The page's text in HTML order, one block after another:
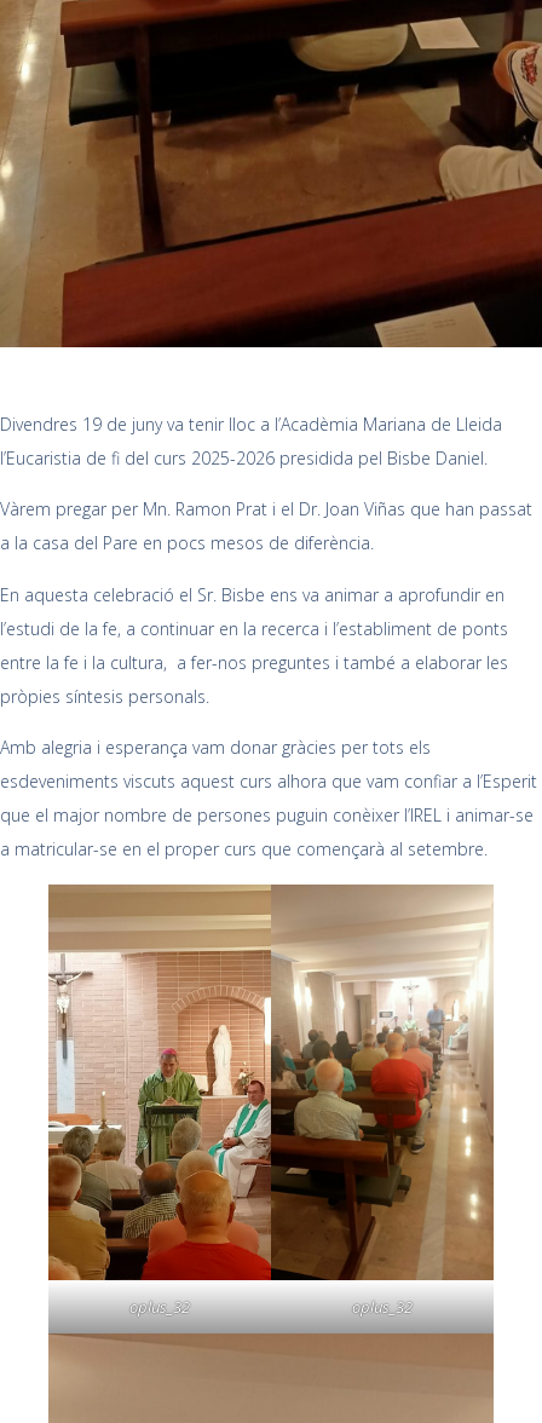
Divendres 19 de juny va tenir lloc a l’Acadèmia Mariana de Lleida
l’Eucaristia de fi del curs 2025-2026 presidida pel Bisbe Daniel.
Vàrem pregar per Mn. Ramon Prat i el Dr. Joan Viñas que han passat
a la casa del Pare en pocs mesos de diferència.
En aquesta celebració el Sr. Bisbe ens va animar a aprofundir en
l’estudi de la fe, a continuar en la recerca i l’establiment de ponts
entre la fe i la cultura, a fer-nos preguntes i també a elaborar les
pròpies síntesis personals.
Amb alegria i esperança vam donar gràcies per tots els
esdeveniments viscuts aquest curs alhora que vam confiar a l’Esperit
que el major nombre de persones puguin conèixer l’IREL i animar-se
a matricular-se en el proper curs que començarà al setembre.
oplus_32 oplus_32